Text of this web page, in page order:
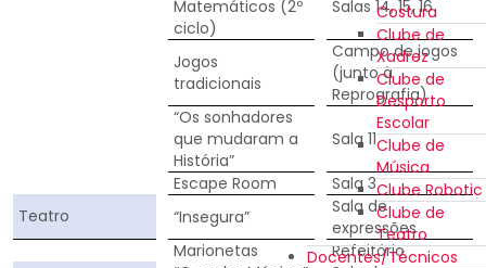
Costura
Clube de
Xadrez
Clube de
Desporto
Escolar
Clube de
Música
Clube Robotic
Clube de
Teatro
Docentes/Técnicos
Matemáticos (2º
ciclo)
Salas 14, 15, 16
Jogos
tradicionais
Campo de jogos
(junto à
Reprografia)
“Os sonhadores
que mudaram a
História”
Sala 11
Escape Room
Sala 3
Teatro
“Insegura”
Sala de
expressões
Marionetas
Refeitório